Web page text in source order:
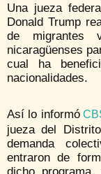
Una jueza
Donald Trump
de migrantes
nicaragüenses
cual ha
nacionalidades.
Así lo informó
jueza del
demanda
entraron de